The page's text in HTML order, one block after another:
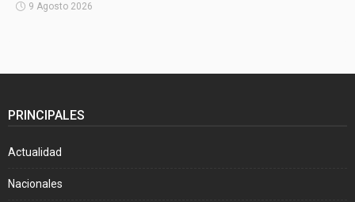
9 Agosto 2026
PRINCIPALES
Actualidad
Nacionales